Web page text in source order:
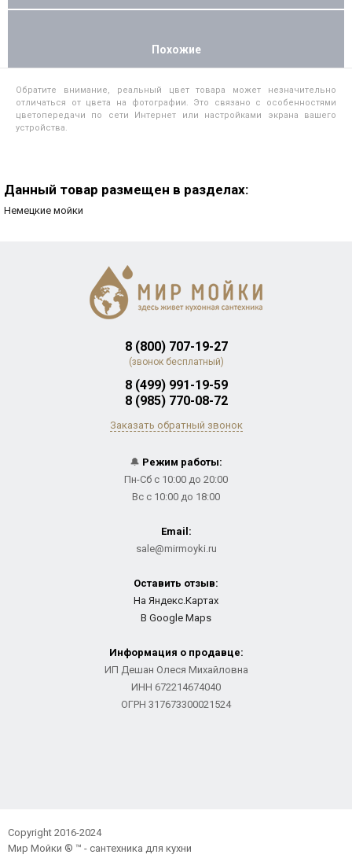
Похожие
Обратите внимание, реальный цвет товара может незначительно
отличаться от цвета на фотографии. Это связано с особенностями
цветопередачи по сети Интернет или настройками экрана вашего
устройства.
Данный товар размещен в разделах:
Немецкие мойки
8 (800) 707-19-27
(звонок бесплатный)
8 (499) 991-19-59
8 (985) 770-08-72
Заказать обратный звонок
🔔 Режим работы:
Пн-Сб с 10:00 до 20:00
Вс с 10:00 до 18:00
Email:
sale@mirmoyki.ru
Оставить отзыв:
На Яндекс.Картах
В Google Maps
Информация о продавце:
ИП Дешан Олеся Михайловна
ИНН 672214674040
ОГРН 317673300021524
Copyright 2016-2024
Мир Мойки ® ™ - сантехника для кухни